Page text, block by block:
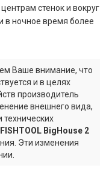
стенок и вокруг
в ночное время более
Ваше внимание, что
и в целях
производитель
внешнего вида,
BigHouse 2
Эти изменения